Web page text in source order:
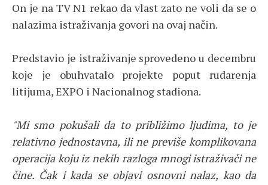
On je na TV N1 rekao da vlast zato ne voli da se o
nalazima istraživanja govori na ovaj način.
Predstavio je istraživanje sprovedeno u decembru
koje je obuhvatalo projekte poput rudarenja
litijuma, EXPO i Nacionalnog stadiona.
"Mi smo pokušali da to približimo ljudima, to je
relativno jednostavna, ili ne previše komplikovana
operacija koju iz nekih razloga mnogi istraživači ne
čine. Čak i kada se objavi osnovni nalaz, kao da